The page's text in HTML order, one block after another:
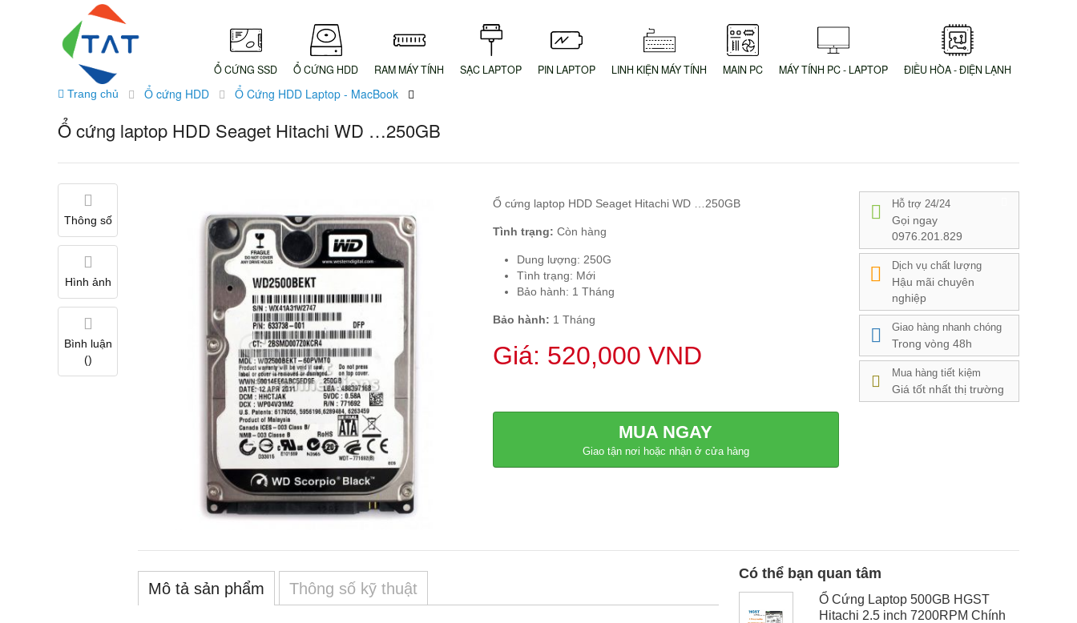
Ổ CỨNG SSD Ổ CỨNG HDD RAM MÁY TÍNH SẠC LAPTOP PIN LAPTOP LINH KIỆN MÁY TÍNH MAIN PC MÁY TÍNH PC - LAPTOP ĐIỀU HÒA - ĐIỆN LẠNH
Trang chủ Ổ cứng HDD Ổ Cứng HDD Laptop - MacBook
Ổ cứng laptop HDD Seaget Hitachi WD …250GB
Thông số
Hình ảnh
Bình luận
()
Ổ cứng laptop HDD Seaget Hitachi WD …250GB
Tình trạng: Còn hàng
Dung lượng: 250G
Tình trạng: Mới
Bảo hành: 1 Tháng
Bảo hành: 1 Tháng
Giá: 520,000 VND
MUA NGAY
Giao tận nơi hoặc nhận ở cửa hàng
Hỗ trợ 24/24
Gọi ngay
0976.201.829
Dịch vụ chất lượng
Hậu mãi chuyên
nghiệp
Giao hàng nhanh chóng
Trong vòng 48h
Mua hàng tiết kiệm
Giá tốt nhất thị trường
Mô tả sản phẩm Thông số kỹ thuật
Có thể bạn quan tâm
Ổ Cứng Laptop 500GB HGST
Hitachi 2.5 inch 7200RPM Chính